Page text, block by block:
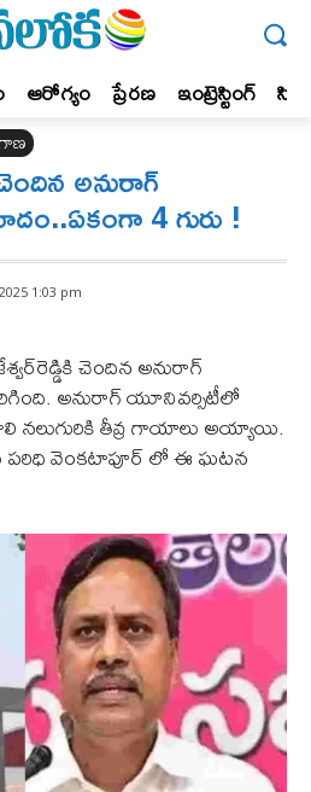
ఆరోగ్యం ప్రేర‌ణ‌ ఇంట్రెస్టింగ్‌
అనురాగ్
4 గురు !
1:03 pm
చెందిన అనురాగ్
అనురాగ్ యూనివర్సిటీలో
నలుగురికి తీవ్ర గాయాలు అయ్యాయి.
పరిధి వెంకటాపూర్ లో ఈ ఘటన